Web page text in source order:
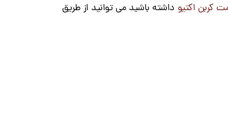
کربن اکتیو داشته باشید می توانید از طریق